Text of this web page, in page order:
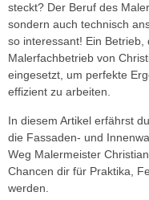
steckt? Der Beruf des
sondern auch technisch
so interessant! Ein
Malerfachbetrieb von
eingesetzt, um perfekte
effizient zu arbeiten.
In diesem Artikel erfährst
die Fassaden- und
Weg Malermeister
Chancen dir für Praktika,
werden.